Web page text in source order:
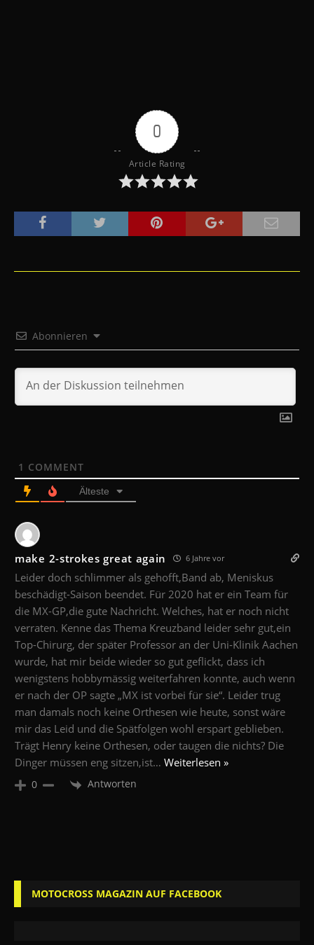
0
Article Rating
Abonnieren
1 COMMENT
Älteste
make 2-strokes great again 6 Jahre vor
Leider doch schlimmer als gehofft,Band ab, Meniskus
beschädigt-Saison beendet. Für 2020 hat er ein Team für
die MX-GP,die gute Nachricht. Welches, hat er noch nicht
verraten. Kenne das Thema Kreuzband leider sehr gut,ein
Top-Chirurg, der später Professor an der Uni-Klinik Aachen
wurde, hat mir beide wieder so gut geflickt, dass ich
wenigstens hobbymässig weiterfahren konnte, auch wenn
er nach der OP sagte „MX ist vorbei für sie“. Leider trug
man damals noch keine Orthesen wie heute, sonst wäre
mir das Leid und die Spätfolgen wohl erspart geblieben.
Trägt Henry keine Orthesen, oder taugen die nichts? Die
Dinger müssen eng sitzen,ist… Weiterlesen »
0 Antworten
MOTOCROSS MAGAZIN AUF FACEBOOK